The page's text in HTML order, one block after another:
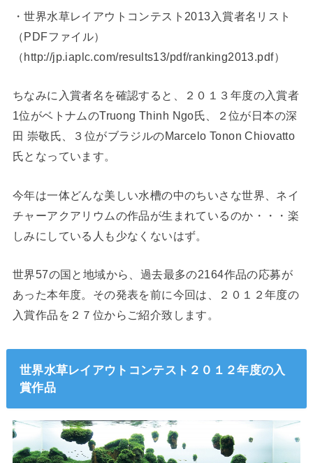
・世界水草レイアウトコンテスト2013入賞者名リスト
（PDFファイル）
（http://jp.iaplc.com/results13/pdf/ranking2013.pdf）
ちなみに入賞者名を確認すると、２０１３年度の入賞者
1位がベトナムのTruong Thinh Ngo氏、２位が日本の深
田 崇敬氏、３位がブラジルのMarcelo Tonon Chiovatto
氏となっています。
今年は一体どんな美しい水槽の中のちいさな世界、ネイ
チャーアクアリウムの作品が生まれているのか・・・楽
しみにしている人も少なくないはず。
世界57の国と地域から、過去最多の2164作品の応募が
あった本年度。その発表を前に今回は、２０１２年度の
入賞作品を２７位からご紹介致します。
世界水草レイアウトコンテスト２０１２年度の入
賞作品